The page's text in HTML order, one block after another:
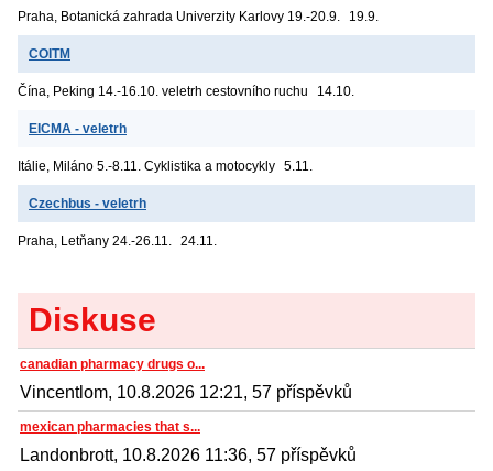
Praha, Botanická zahrada Univerzity Karlovy 19.-20.9. 19.9.
COITM
Čína, Peking 14.-16.10. veletrh cestovního ruchu 14.10.
EICMA - veletrh
Itálie, Miláno 5.-8.11. Cyklistika a motocykly 5.11.
Czechbus - veletrh
Praha, Letňany 24.-26.11. 24.11.
Diskuse
canadian pharmacy drugs o...
Vincentlom, 10.8.2026 12:21, 57 příspěvků
mexican pharmacies that s...
Landonbrott, 10.8.2026 11:36, 57 příspěvků